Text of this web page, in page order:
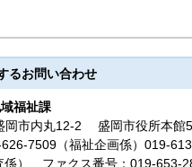
るお問い合わせ
福祉課
市内丸12-2 盛岡市役所本館
7509（福祉企画係）019-
係） ファクス番号：019-653-